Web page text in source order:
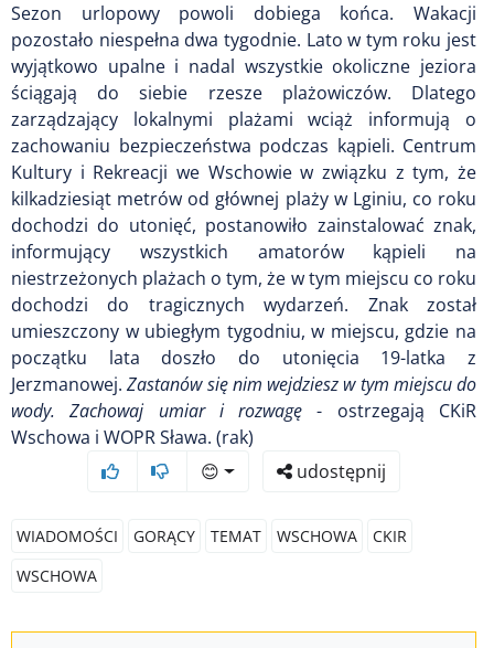
Sezon urlopowy powoli dobiega końca. Wakacji
pozostało niespełna dwa tygodnie. Lato w tym roku jest
wyjątkowo upalne i nadal wszystkie okoliczne jeziora
ściągają do siebie rzesze plażowiczów. Dlatego
zarządzający lokalnymi plażami wciąż informują o
zachowaniu bezpieczeństwa podczas kąpieli. Centrum
Kultury i Rekreacji we Wschowie w związku z tym, że
kilkadziesiąt metrów od głównej plaży w Lginiu, co roku
dochodzi do utonięć, postanowiło zainstalować znak,
informujący wszystkich amatorów kąpieli na
niestrzeżonych plażach o tym, że w tym miejscu co roku
dochodzi do tragicznych wydarzeń. Znak został
umieszczony w ubiegłym tygodniu, w miejscu, gdzie na
początku lata doszło do utonięcia 19-latka z
Jerzmanowej.Zastanów się nim wejdziesz w tym miejscu do
wody. Zachowaj umiar i rozwagę - ostrzegają CKiR
Wschowa i WOPR Sława. (rak)
😊
udostępnij
WIADOMOŚCI GORĄCY TEMAT WSCHOWA
CKIR
WSCHOWA